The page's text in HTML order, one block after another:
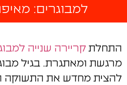
למבוגרים:
התחלת קריירה שנייה
מרגשת ומאתגרת. בגיל
להצית מחדש את התשוקה